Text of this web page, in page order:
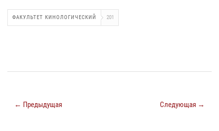
ФАКУЛЬТЕТ КИНОЛОГИЧЕСКИЙ 201
← Предыдущая Следующая →